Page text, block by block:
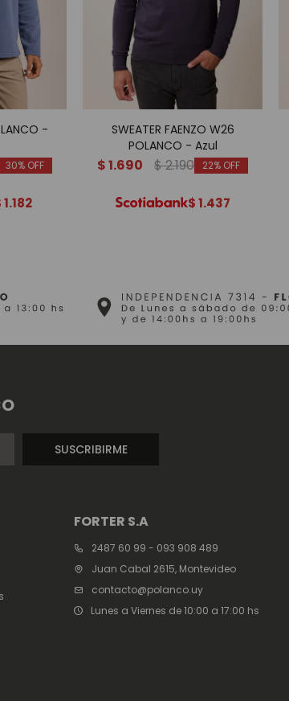
-
30
1.182
SWEATER FAENZO W26
POLANCO - Azul
$1.690 $2.190 22
$1.437
FORTER S.A
2487 60 99 - 093 908 489
Juan Cabal 2615, Montevideo
contacto@polanco.uy
Lunes a Viernes de 10:00 a 17:00 hs
SUSCRIBIRME